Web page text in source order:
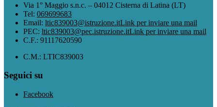
Via 1° Maggio s.n.c. – 04012 Cisterna di Latina (LT)
Tel: 069699683
Email: ltic839003@istruzione.itLink per inviare una mail
PEC: ltic839003@pec.istruzione.itLink per inviare una mail
C.F.: 91117620590
C.M.: LTIC839003
Seguici su
Facebook